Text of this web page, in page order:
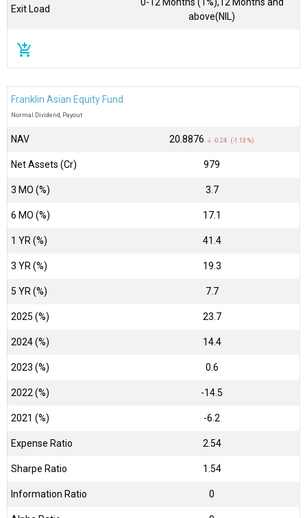
Exit Load
0-12 Months (1%),12 Months and
above(NIL)
add_shopping_cart
Franklin Asian Equity Fund
Normal Dividend, Payout
NAV ₹20.8876 ↓ -0.24 (-1.13 %)
Net Assets (Cr) ₹979
3 MO (%) 3.7
6 MO (%) 17.1
1 YR (%) 41.4
3 YR (%) 19.3
5 YR (%) 7.7
2025 (%) 23.7
2024 (%) 14.4
2023 (%) 0.6
2022 (%) -14.5
2021 (%) -6.2
Expense Ratio 2.54
Sharpe Ratio 1.54
Information Ratio 0